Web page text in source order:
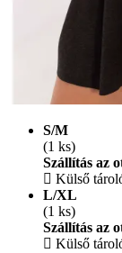
S/M
(1 ks)
Szállítás az
Külső
L/XL
(1 ks)
Szállítás az
Külső